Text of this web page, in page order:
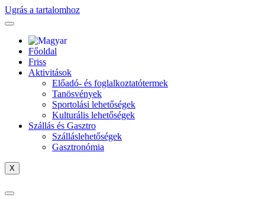
Ugrás a tartalomhoz
Főoldal
Friss
Aktivitások
Előadó- és foglalkoztatótermek
Tanösvények
Sportolási lehetőségek
Kulturális lehetőségek
Szállás és Gasztro
Szálláslehetőségek
Gasztronómia
X